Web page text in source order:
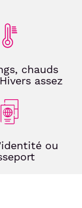
chauds
assez
ou